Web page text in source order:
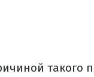
такого